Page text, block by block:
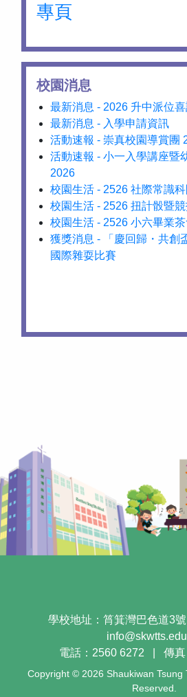
專頁
校園消息
最新消息 - 2026 升中派位
最新消息 - 入學申請資訊
活動速報 - 崇真校園導賞團
活動速報 - 小一入學講座暨
2026
校園生活 - 2526 社際常識
校園生活 - 2526 扭計骰暨
校園生活 - 2526 小六畢業茶
獲獎消息 - 「慶回歸・共創
國際雜耍比賽
學校地址：筲箕灣巴色道3號
電話：2560 6272
傳
Copyright © 2026 Shaukiwan Tsung
Reserved.